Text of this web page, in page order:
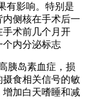
有影响。特别是
侧核在手术后一
术前几个月开
个内分泌标志
胰岛素血症，损
食相关信号的敏
加白天嗜睡和减